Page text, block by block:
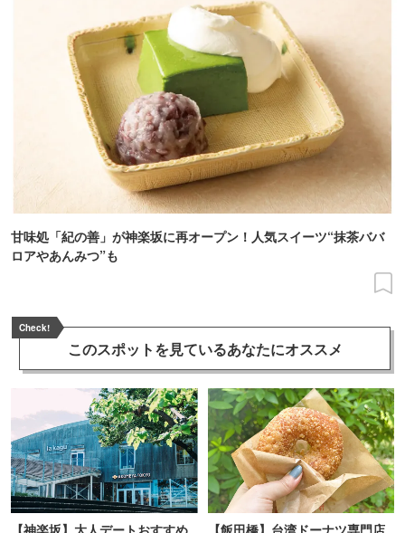
甘味処「紀の善」が神楽坂に再オープン！人気スイーツ“抹茶ババ
ロアやあんみつ”も
Check!
このスポットを見ているあなたにオススメ
【神楽坂】大人デートおすすめ
【飯田橋】台湾ドーナツ専門店